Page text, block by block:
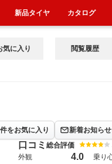
気に入り 閲覧履歴
をお気に入り 新着お知ら
口コミ 総合評価
外観 4.0 乗り
新品タイヤ カタログ